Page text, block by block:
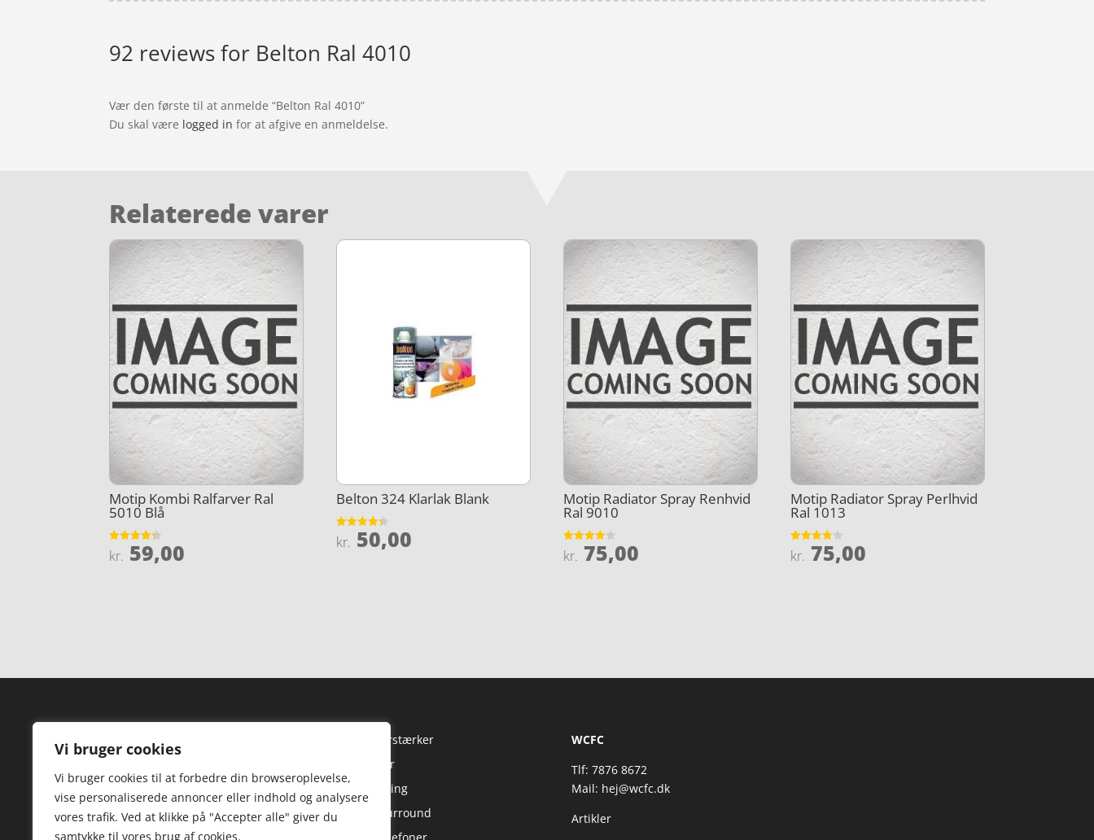
Vi bruger cookies
Vi bruger cookies til at forbedre din browseroplevelse,
vise personaliserede annoncer eller indhold og analysere
vores trafik. Ved at klikke på "Accepter alle" giver du
samtykke til vores brug af cookies.
92 reviews for Belton Ral 4010
Vær den første til at anmelde “Belton Ral 4010”
Du skal være logged in for at afgive en anmeldelse.
Relaterede varer
Motip Kombi Ralfarver Ral
5010 Blå
Vurderet
4.3
kr. 59,00
Belton 324 Klarlak Blank
Vurderet
4.3
kr. 50,00
Motip Radiator Spray Renhvid
Ral 9010
Vurderet
3.9
kr. 75,00
Motip Radiator Spray Perlhvid
Ral 1013
Vurderet
3.8
kr. 75,00
Forside
HiFi Forstærker
Højtaler
Streaming
TV & Surround
WCFC
Tlf: 7876 8672
Mail: hej@wcfc.dk
Artikler